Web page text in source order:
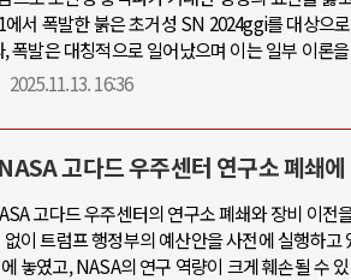
에서 폭발한 붉은 초거성 SN 2024ggi를 대상으
폭발은 대칭적으로 일어났으며 이는 일부 이론
2025.11.13. 16:36
고다드 우주센터 연구소 폐쇄
고다드 우주센터의 연구소 폐쇄와 장비 이
이 트럼프 행정부의 예산안을 사전에 실행하
놓였고, NASA의 연구 역량이 크게 훼손될 수